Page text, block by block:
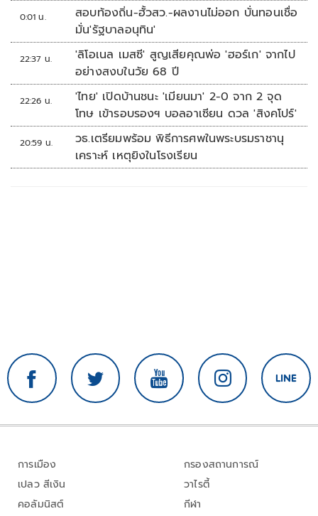
0:01 น.
สอบท้องถิ่น-ฮั้วสว.-ผลงานไม่ออก บั่นทอนเชื่อ
มั่น'รัฐบาลอนุทิน'
22:37 น.
'ลิโอเนล เมสซี' สูญเสียคุณพ่อ 'ฮอร์เก' จากไป
อย่างสงบในวัย 68 ปี
22:26 น.
'ไทย' เปิดบ้านชนะ 'เมียนมา' 2-0 จาก 2 จุด
โทษ เข้ารอบรองฯ บอลอาเซียน ดวล 'สิงคโปร์'
20:59 น.
วธ.เตรียมพร้อม พิธีการศพในพระบรมราชานุ
เคราะห์ เหตุยิงในโรงเรียน
การเมือง
เปลว สีเงิน
คอลัมนิสต์
กรองสถานการณ์
วาไรตี้
กีฬา